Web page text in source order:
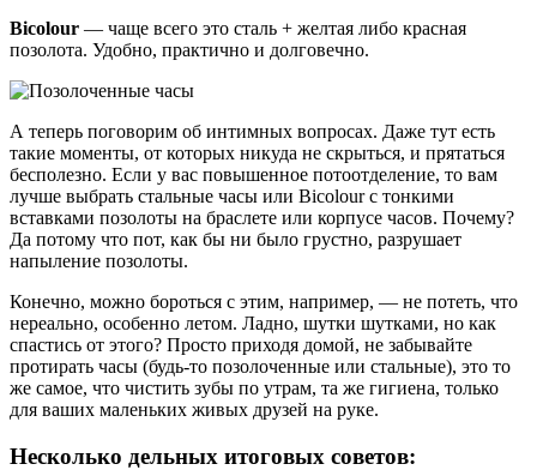
Bicolour — чаще всего это сталь + желтая либо красная
позолота. Удобно, практично и долговечно.
А теперь поговорим об интимных вопросах. Даже тут есть
такие моменты, от которых никуда не скрыться, и прятаться
бесполезно. Если у вас повышенное потоотделение, то вам
лучше выбрать стальные часы или Bicolour с тонкими
вставками позолоты на браслете или корпусе часов. Почему?
Да потому что пот, как бы ни было грустно, разрушает
напыление позолоты.
Конечно, можно бороться с этим, например, — не потеть, что
нереально, особенно летом. Ладно, шутки шутками, но как
спастись от этого? Просто приходя домой, не забывайте
протирать часы (будь-то позолоченные или стальные), это то
же самое, что чистить зубы по утрам, та же гигиена, только
для ваших маленьких живых друзей на руке.
Несколько дельных итоговых советов: